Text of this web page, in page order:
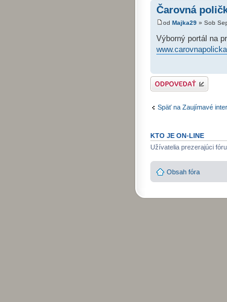
Čarovná
od Majka29 » Sob
Výborný portál na
Odoslať odpoveď
Späť na Zaujímavé
KTO JE ON-LINE
Užívatelia prezerajúci
Obsah fóra